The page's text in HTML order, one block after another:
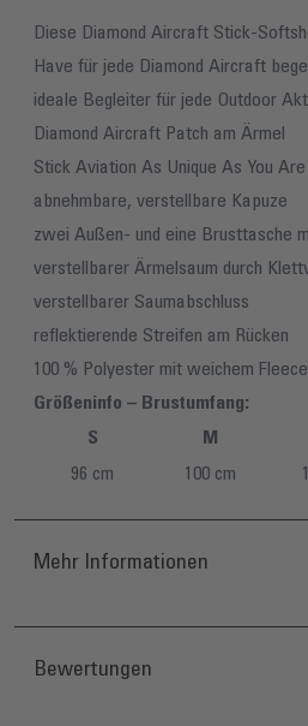
Diese Diamond Aircraft Stick-
Have für jede Diamond Aircraft
ideale Begleiter für jede Outdoor
Diamond Aircraft Patch am Ärmel
Stick Aviation As Unique As You
abnehmbare, verstellbare Kapuze
zwei Außen- und eine Brusttasche
verstellbarer Ärmelsaum durch
verstellbarer Saumabschluss
reflektierende Streifen am Rücken
100 % Polyester mit weichem
Größeninfo – Brustumfang:
S
M
96 cm
100 cm
Mehr Informationen
Bewertungen